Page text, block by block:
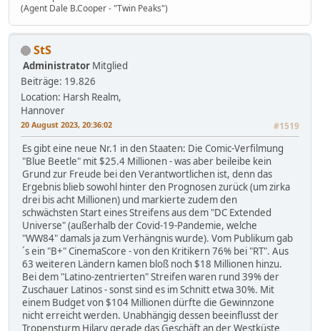
(Agent Dale B.Cooper - "Twin Peaks")
StS
Administrator Mitglied
Beiträge: 19.826
Location: Harsh Realm,
Hannover
20 August 2023, 20:36:02 #1519
Es gibt eine neue Nr.1 in den Staaten: Die Comic-Verfilmung
"Blue Beetle" mit $25.4 Millionen - was aber beileibe kein
Grund zur Freude bei den Verantwortlichen ist, denn das
Ergebnis blieb sowohl hinter den Prognosen zurück (um zirka
drei bis acht Millionen) und markierte zudem den
schwächsten Start eines Streifens aus dem "DC Extended
Universe" (außerhalb der Covid-19-Pandemie, welche
"WW84" damals ja zum Verhängnis wurde). Vom Publikum gab
´s ein "B+" CinemaScore - von den Kritikern 76% bei "RT". Aus
63 weiteren Ländern kamen bloß noch $18 Millionen hinzu.
Bei dem "Latino-zentrierten" Streifen waren rund 39% der
Zuschauer Latinos - sonst sind es im Schnitt etwa 30%. Mit
einem Budget von $104 Millionen dürfte die Gewinnzone
nicht erreicht werden. Unabhängig dessen beeinflusst der
Tropensturm Hilary gerade das Geschäft an der Westküste